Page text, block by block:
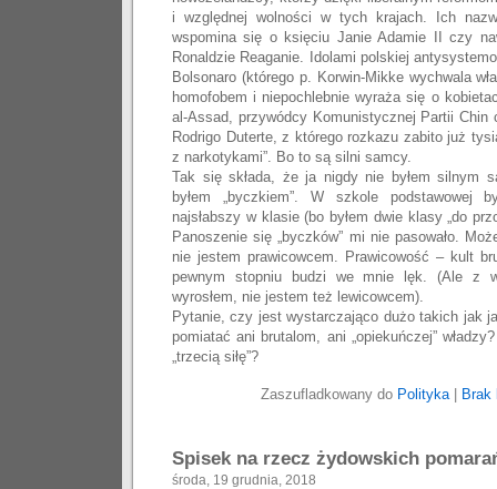
i względnej wolności w tych krajach. Ich
wspomina się o księciu Janie Adamie II czy
Ronaldzie Reaganie. Idolami polskiej
Bolsonaro (którego p. Korwin-Mikke wychwala
homofobem i niepochlebnie wyraża się o
al-Assad, przywódcy Komunistycznej Partii Chin
Rodrigo Duterte, z którego rozkazu zabito już
z narkotykami”. Bo to są silni samcy.
Tak się składa, że ja nigdy nie byłem silnym
byłem „byczkiem”. W szkole podstawowej
najsłabszy w klasie (bo byłem dwie klasy „do
Panoszenie się „byczków” mi nie pasowało.
nie jestem prawicowcem. Prawicowość – kult
pewnym stopniu budzi we mnie lęk. (Ale z
wyrosłem, nie jestem też lewicowcem).
Pytanie, czy jest wystarczająco dużo takich jak
pomiatać ani brutalom, ani „opiekuńczej”
„trzecią siłę”?
Zaszufladkowany do Polityka| Brak
Spisek na rzecz żydowskich
środa, 19 grudnia, 2018